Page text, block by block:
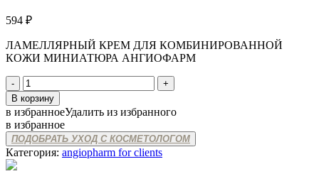
594 ₽
ЛАМЕЛЛЯРНЫЙ КРЕМ ДЛЯ КОМБИНИРОВАННОЙ
КОЖИ МИНИАТЮРА АНГИОФАРМ
Количество
товара
ANGIOPHARM
LAMELLAR
CREAM
FOR
COMBINATION
В корзину
в избранноеУдалить из избранного
в избранное
ПОДОБРАТЬ УХОД С КОСМЕТОЛОГОМ
Категория: angiopharm for clients